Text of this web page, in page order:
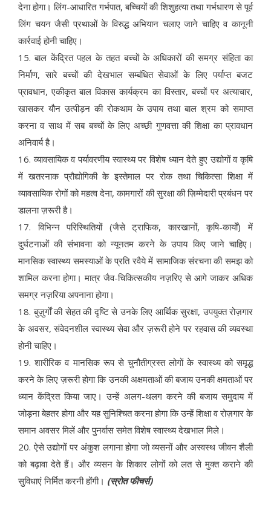
देना होगा। लिंग-आधारित गर्भपात, बच्चियों की शिशुहत्या तथा गर्भधारण से पूर्व
लिंग चयन जैसी प्रथाओं के विरुद्ध अभियान चलाए जाने चाहिए व कानूनी
कार्रवाई होनी चाहिए।
15. बाल केंद्रित पहल के तहत बच्चों के अधिकारों की समग्र संहिता का
निर्माण, सारे बच्चों की देखभाल सम्बंधित सेवाओं के लिए पर्याप्त बजट
प्रावधान, एकीकृत बाल विकास कार्यक्रम का विस्तार, बच्चों पर अत्याचार,
खासकर यौन उत्पीड़न की रोकथाम के उपाय तथा बाल श्रम को समाप्त
करना व साथ में सब बच्चों के लिए अच्छी गुणवत्ता की शिक्षा का प्रावधान
अनिवार्य है।
16. व्यावसायिक व पर्यावरणीय स्वास्थ्य पर विशेष ध्यान देते हुए उद्योगों व कृषि
में खतरनाक प्रौद्योगिकी के इस्तेमाल पर रोक तथा चिकित्सा शिक्षा में
व्यावसायिक रोगों को महत्व देना, कामगारों की सुरक्षा की ज़िम्मेदारी प्रबंधन पर
डालना ज़रूरी है।
17. विभिन्न परिस्थितियों (जैसे ट्राफिक, कारखानों, कृषि-कार्यों) में
दुर्घटनाओं की संभावना को न्यूनतम करने के उपाय किए जाने चाहिए।
मानसिक स्वास्थ्य समस्याओं के प्रति रवैये में सामाजिक संरचना की समझ को
शामिल करना होगा। मात्र जैव-चिकित्सकीय नज़रिए से आगे जाकर अधिक
समग्र नज़रिया अपनाना होगा।
18. बुज़ुर्गों की सेहत की दृष्टि से उनके लिए आर्थिक सुरक्षा, उपयुक्त रोज़गार
के अवसर, संवेदनशील स्वास्थ्य सेवा और ज़रूरी होने पर रहवास की व्यवस्था
होनी चाहिए।
19. शारीरिक व मानसिक रूप से चुनौतीग्रस्त लोगों के स्वास्थ्य को समृद्ध
करने के लिए ज़रूरी होगा कि उनकी अक्षमताओं की बजाय उनकी क्षमताओं पर
ध्यान केंद्रित किया जाए। उन्हें अलग-थलग करने की बजाय समुदाय में
जोड़ना बेहतर होगा और यह सुनिश्चित करना होगा कि उन्हें शिक्षा व रोज़गार के
समान अवसर मिलें और पुनर्वास समेत विशेष स्वास्थ्य देखभाल मिले।
20. ऐसे उद्योगों पर अंकुश लगाना होगा जो व्यसनों और अस्वस्थ जीवन शैली
को बढ़ावा देते हैं। और व्यसन के शिकार लोगों को लत से मुक्त कराने की
सुविधाएं निर्मित करनी होंगी। (स्रोत फीचर्स)